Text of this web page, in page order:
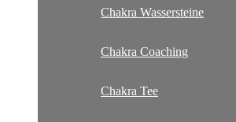
Chakra Wassersteine
Chakra Coaching
Chakra Tee